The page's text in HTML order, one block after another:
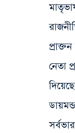
নেতা